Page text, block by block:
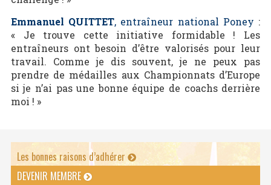
Emmanuel QUITTET, entraîneur national Poney :
« Je trouve cette initiative formidable ! Les
entraîneurs ont besoin d’être valorisés pour leur
travail. Comme je dis souvent, je ne peux pas
prendre de médailles aux Championnats d’Europe
si je n’ai pas une bonne équipe de coachs derrière
moi ! »
Les bonnes raisons d’adhérer
DEVENIR MEMBRE